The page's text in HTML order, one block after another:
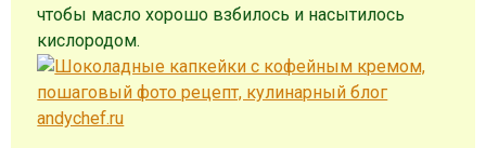
чтобы масло хорошо взбилось и насытилось
кислородом.